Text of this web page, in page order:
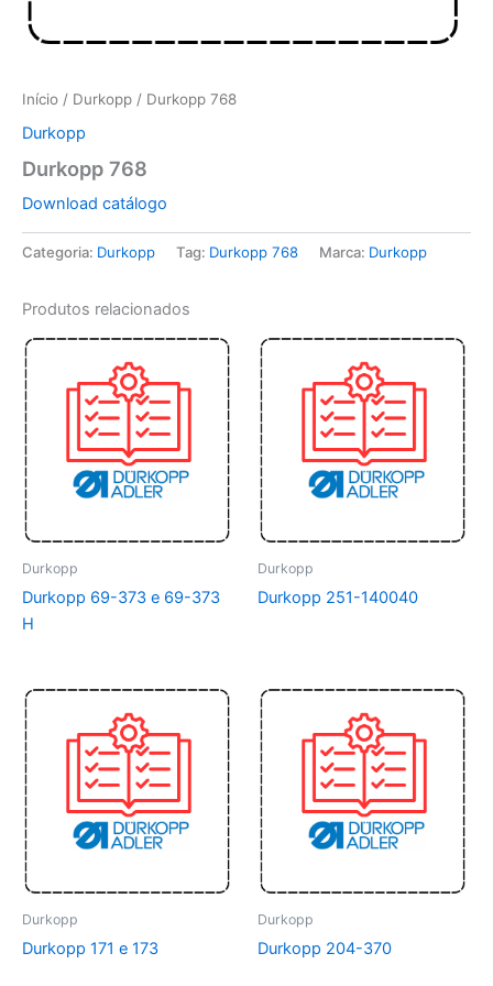
Início / Durkopp / Durkopp 768
Durkopp
Durkopp 768
Download catálogo
Categoria: Durkopp Tag: Durkopp 768 Marca: Durkopp
Produtos relacionados
Durkopp
Durkopp 69-373 e 69-373
H
Durkopp
Durkopp 251-140040
Durkopp
Durkopp 171 e 173
Durkopp
Durkopp 204-370